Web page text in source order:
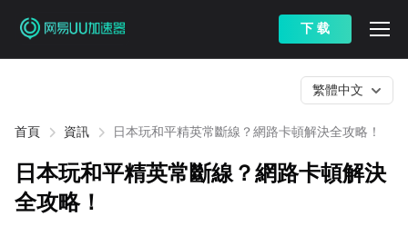
下 载
首頁 資訊 日本玩和平精英常斷線？網路卡頓解決全攻略！
繁體中文
日本玩和平精英常斷線？網路卡頓解決
全攻略！